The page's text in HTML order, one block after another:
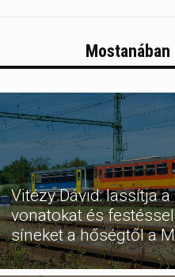
Mostanában
Vitézy Dávid: lassítja a
vonatokat és
síneket a hőségtől a